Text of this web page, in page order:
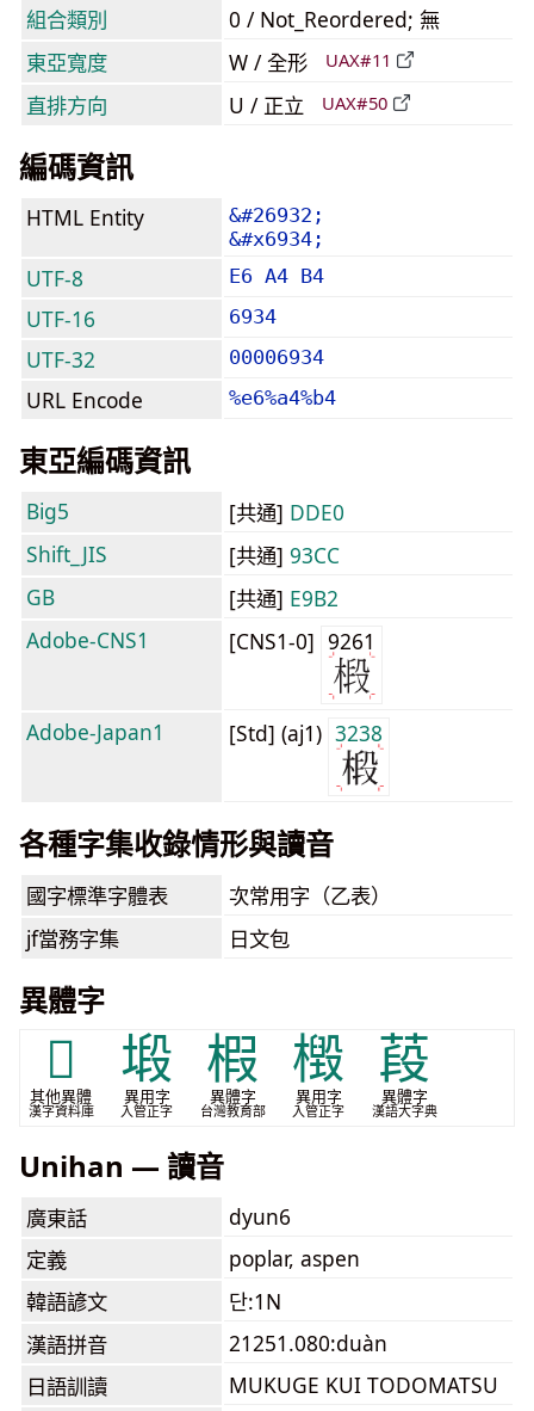
組合類別
0 / Not_Reordered; 無
東亞寬度
W / 全形 UAX#11
直排方向 U / 正立 UAX#50
編碼資訊
HTML Entity
&#26932;
&#x6934;
UTF-8 E6 A4 B4
UTF-16 6934
UTF-32 00006934
URL Encode %e6%a4%b4
東亞編碼資訊
Big5 [共通] DDE0
Shift_JIS
[共通] 93CC
GB
[共通] E9B2
Adobe-CNS1
[CNS1-0] 9261
Adobe-Japan1 [Std] (aj1) 3238
各種字集收錄情形與讀音
國字標準字體表 次常用字（乙表）
jf當務字集 日文包
異體字
𫞌
其他異體
漢字資料庫
塅
異用字
入管正字
椵
異體字
台灣教育部
檓
異用字
入管正字
葮
異體字
漢語大字典
Unihan — 讀音
廣東話
dyun6
定義
poplar, aspen
韓語諺文
단:1N
漢語拼音
21251.080:duàn
日語訓讀
MUKUGE KUI TODOMATSU